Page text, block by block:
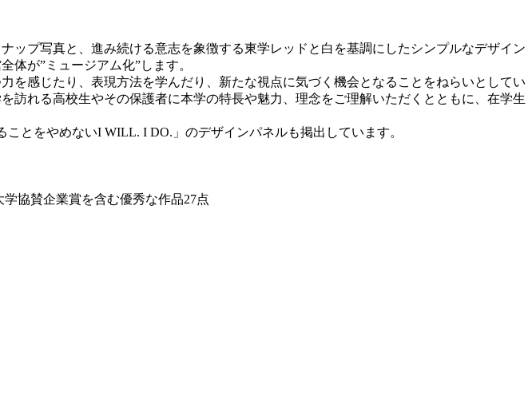
ップ写真と、進み続ける意志を象徴する東学レッドと白を基調にしたシンプルなデザイン
体が”ミュージアム化”します。
感じたり、表現方法を学んだり、新たな視点に気づく機会となることをねらいとしてい
訪れる高校生やその保護者に本学の特長や魅力、理念をご理解いただくとともに、在学生
とをやめないI WILL. I DO.」のデザインパネルも掲出しています。
協賛企業賞を含む優秀な作品27点